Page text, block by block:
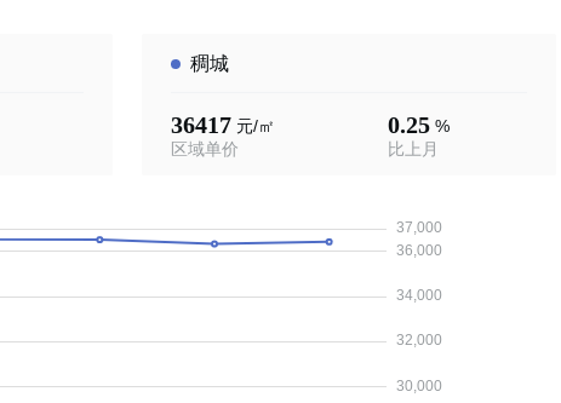
稠城
36417 元/㎡
区域单价
0.25 %
比上月